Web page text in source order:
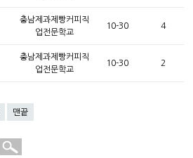
충남제과제빵커피직
업전문학교
10-30 4
충남제과제빵커피직
업전문학교
10-30 2
맨끝